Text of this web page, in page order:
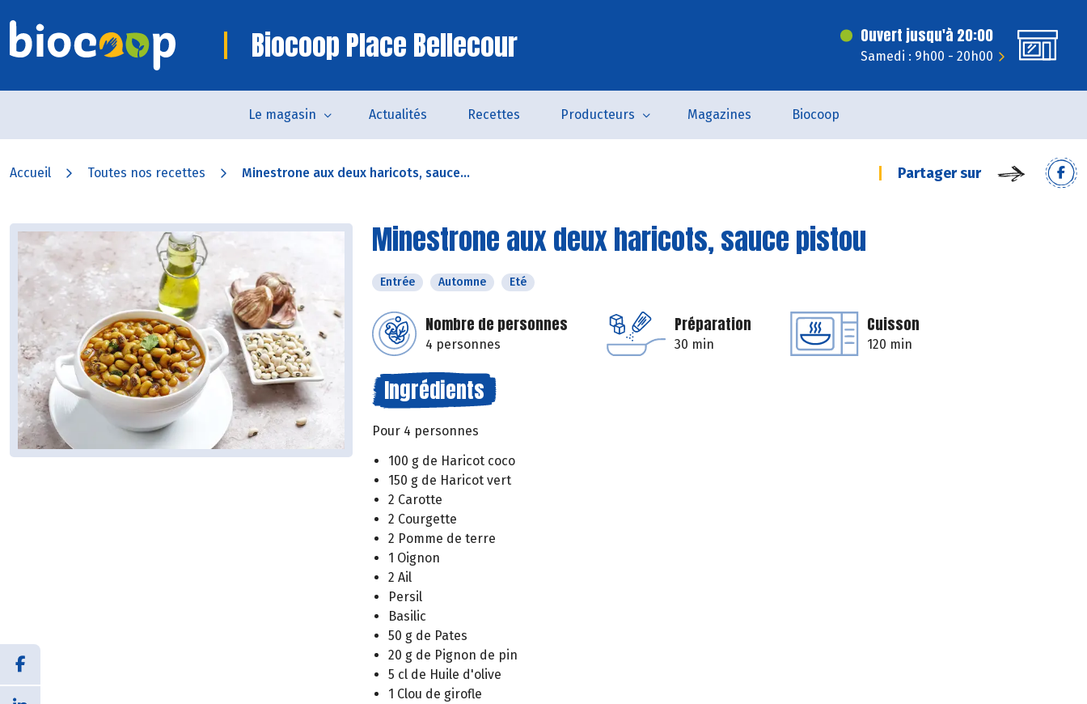
Biocoop Place Bellecour Ouvert jusqu'à 20:00
Samedi : 9h00 - 20h00
Le magasin Actualités Recettes Producteurs Magazines Biocoop
Accueil Toutes nos recettes Minestrone aux deux haricots, sauce... Partager sur
Minestrone aux deux haricots, sauce pistou
Entrée Automne Eté
Nombre de personnes
4 personnes
Préparation
30 min
Cuisson
120 min
Ingrédients
Pour 4 personnes
100 g de Haricot coco
150 g de Haricot vert
2 Carotte
2 Courgette
2 Pomme de terre
1 Oignon
2 Ail
Persil
Basilic
50 g de Pates
20 g de Pignon de pin
5 cl de Huile d'olive
1 Clou de girofle